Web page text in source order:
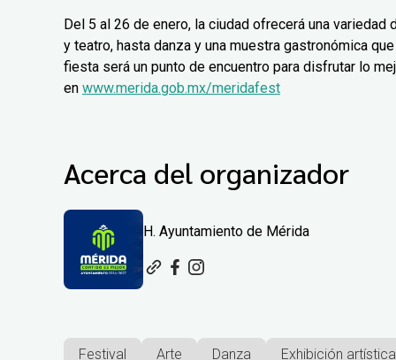
Del 5 al 26 de enero, la ciudad ofrecerá una
y teatro, hasta danza y una muestra gastronómica
fiesta será un punto de encuentro para disfrutar lo
en www.merida.gob.mx/meridafest
Acerca del organizador
H. Ayuntamiento de Mérida
Festival Arte Danza Exhibición artística